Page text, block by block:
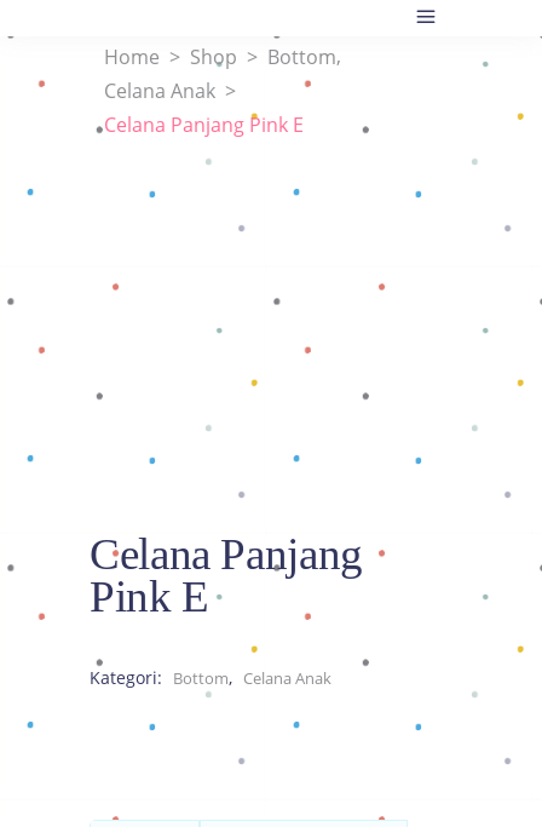
Home > Shop > Bottom,
Celana Anak >
Celana Panjang Pink E
Celana Panjang
Pink E
Kategori: Bottom, Celana Anak